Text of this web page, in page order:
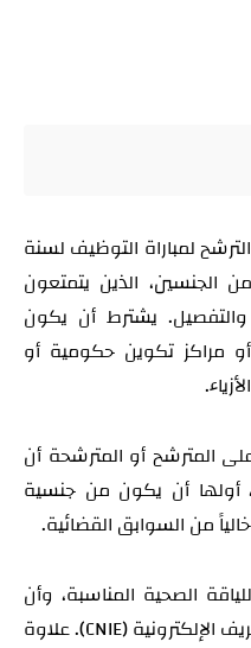
لمباراة التوظيف لسنة
من الجنسين، الذين يتمتعون
يشترط أن يكون
مراكز تكوين حكومية أو
المترشح أو المترشحة أن
أن يكون من جنسية
من السوابق القضائية.
الصحية المناسبة، وأن
يكون حاملاً للبطاقة الوطنية للتعريف الإلكترونية (CNIE). علاوة